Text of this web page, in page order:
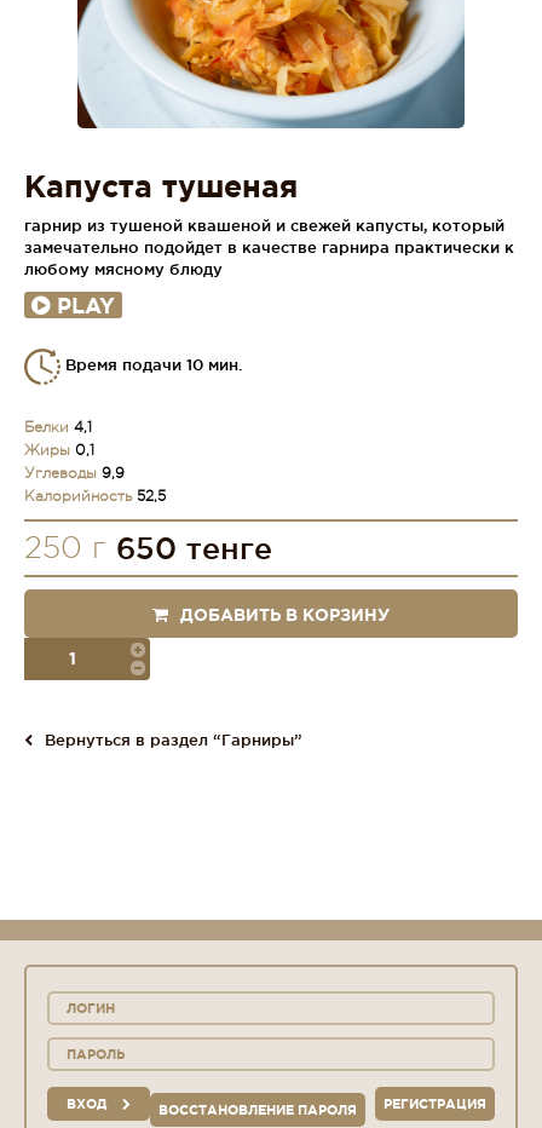
Капуста тушеная
гарнир из тушеной квашеной и свежей капусты, который
замечательно подойдет в качестве гарнира практически к
любому мясному блюду
PLAY
Время подачи 10 мин.
Белки 4,1
Жиры 0,1
Углеводы 9,9
Калорийность 52,5
250 г 650 тенге
ДОБАВИТЬ В КОРЗИНУ
Вернуться в раздел “Гарниры”
ВХОД РЕГИСТРАЦИЯ
ВОССТАНОВЛЕНИЕ ПАРОЛЯ